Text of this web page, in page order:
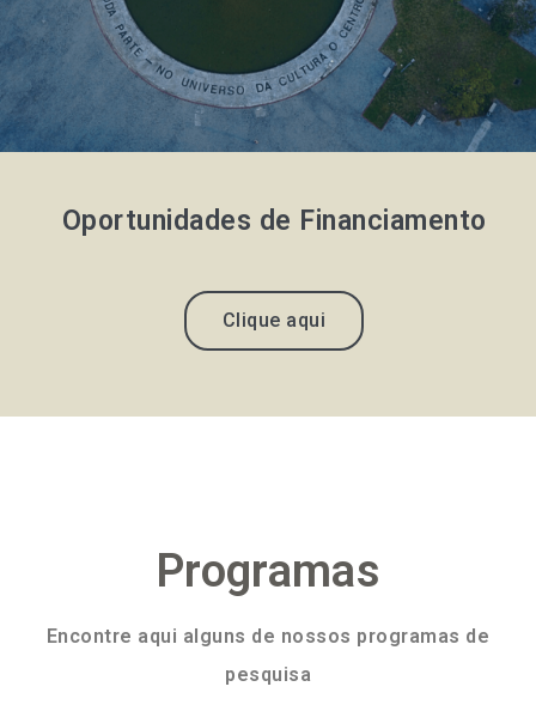
Oportunidades de Financiamento
Clique aqui
Programas
Encontre aqui alguns de nossos programas de
pesquisa